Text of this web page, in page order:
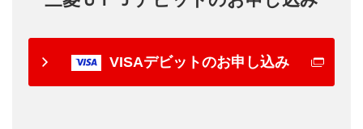
VISAデビットのお申し込み